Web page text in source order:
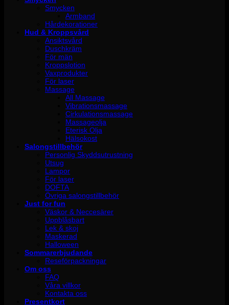
Smycken
Armband
Hårdekorationer
Hud & Kroppsvård
Ansiktsvård
Duschkräm
För män
Kroppslotion
Vaxprodukter
För laser
Massage
All Massage
Vibrationsmassage
Cirkulationsmassage
Massageolja
Eterisk Olja
Hälsokost
Salongstillbehör
Personlig Skyddsutrustning
Utsug
Lampor
För laser
DOFTA
Övriga salongstillbehör
Just for fun
Väskor & Neccesärer
Uppblåsbart
Lek & skoj
Maskerad
Halloween
Sommarerbjudande
Reseförpackningar
Om oss
FAQ
Våra villkor
Kontakta oss
Presentkort